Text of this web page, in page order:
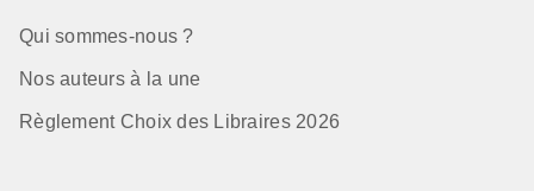
Qui sommes-nous ?
Nos auteurs à la une
Règlement Choix des Libraires 2026